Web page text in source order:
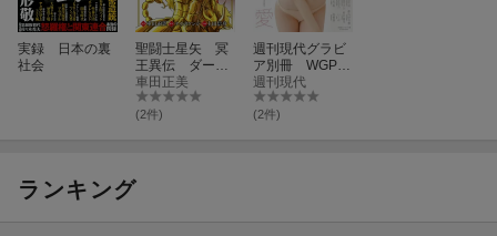
実録 日本の裏
社会
聖闘士星矢 冥
王異伝 ダーク
ウィング 5
車田正美
(2件)
週刊現代グラビ
ア別冊 WGPlu
s Vol．3
週刊現代
(2件)
ランキング